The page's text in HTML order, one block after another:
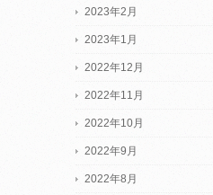
2023年2月
2023年1月
2022年12月
2022年11月
2022年10月
2022年9月
2022年8月